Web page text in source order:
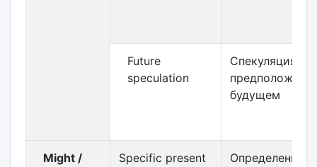
Future
speculation
Спекуляция /
будущем
Might /
Specific present
Определенная